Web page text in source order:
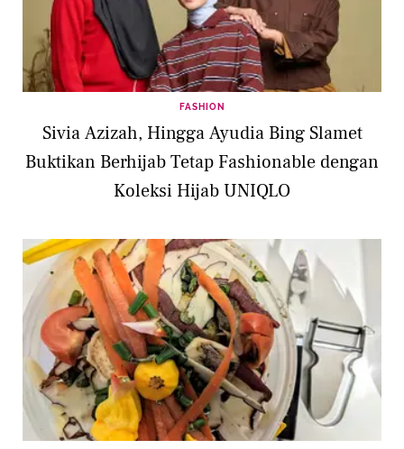
FASHION
Sivia Azizah, Hingga Ayudia Bing Slamet
Buktikan Berhijab Tetap Fashionable dengan
Koleksi Hijab UNIQLO